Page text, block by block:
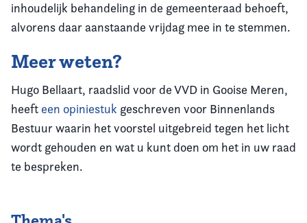
inhoudelijk behandeling in de gemeenteraad behoeft,
alvorens daar aanstaande vrijdag mee in te stemmen.
Meer weten?
Hugo Bellaart, raadslid voor de VVD in Gooise Meren,
heeft een opiniestuk geschreven voor Binnenlands
Bestuur waarin het voorstel uitgebreid tegen het licht
wordt gehouden en wat u kunt doen om het in uw raad
te bespreken.